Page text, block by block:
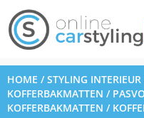
HOME /STYLING INTERIEUR
KOFFERBAKMATTEN /
KOFFERBAKMATTEN /